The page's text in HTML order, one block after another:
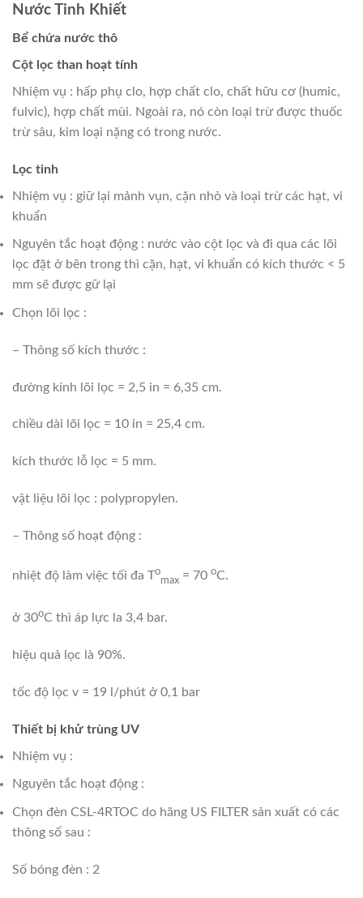
Nước Tinh Khiết
Bể chứa nước thô
Cột lọc than hoạt tính
Nhiệm vụ : hấp phụ clo, hợp chất clo, chất hữu cơ (humic,
fulvic), hợp chất mùi. Ngoài ra, nó còn loại trừ được thuốc
trừ sâu, kim loại nặng có trong nước.
Lọc tinh
Nhiệm vụ : giữ lại mảnh vụn, cặn nhỏ và loại trừ các hạt, vi
khuẩn
Nguyên tắc hoạt động : nước vào cột lọc và đi qua các lõi
lọc đặt ở bên trong thì cặn, hạt, vi khuẩn có kích thước < 5
mm sẽ được gữ lại
Chọn lõi lọc :
– Thông số kích thước :
đường kính lõi lọc = 2,5 in = 6,35 cm.
chiều dài lõi lọc = 10 in = 25,4 cm.
kích thước lỗ lọc = 5 mm.
vật liệu lõi lọc : polypropylen.
– Thông số hoạt động :
nhiệt độ làm việc tối đa To
max = 70 oC.
ở 30oC thì áp lực la 3,4 bar.
hiệu quả lọc là 90%.
tốc độ lọc v = 19 l/phút ở 0,1 bar
Thiết bị khử trùng UV
Nhiệm vụ :
Nguyên tắc hoạt động :
Chọn đèn CSL-4RTOC do hãng US FILTER sản xuất có các
thông số sau :
Số bóng đèn : 2